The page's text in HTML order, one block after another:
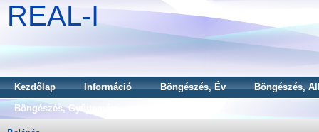
REAL-I
Kezdőlap Információ Böngészés, Év
Böngészés,
Böngészés, Gyűjtemény